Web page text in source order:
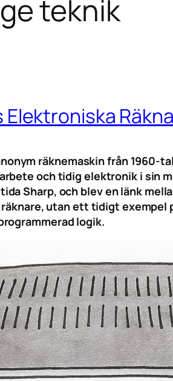
teknik
Elektroniska
räknemaskin från 1960-
och tidig elektronik i sin
Sharp, och blev en länk
räknare, utan ett tidigt
logik.